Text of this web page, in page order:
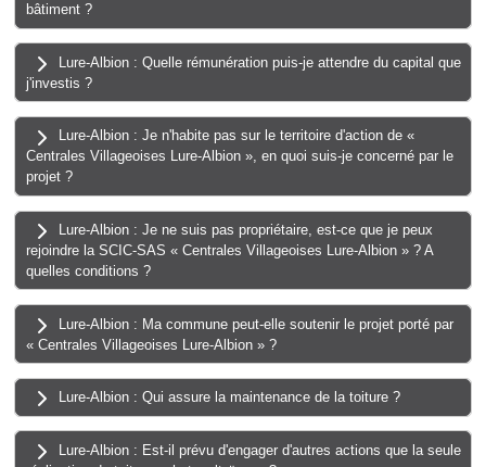
bâtiment ?
Lure-Albion : Quelle rémunération puis-je attendre du capital que
j'investis ?
Lure-Albion : Je n'habite pas sur le territoire d'action de «
Centrales Villageoises Lure-Albion », en quoi suis-je concerné par le
projet ?
Lure-Albion : Je ne suis pas propriétaire, est-ce que je peux
rejoindre la SCIC-SAS « Centrales Villageoises Lure-Albion » ? A
quelles conditions ?
Lure-Albion : Ma commune peut-elle soutenir le projet porté par
« Centrales Villageoises Lure-Albion » ?
Lure-Albion : Qui assure la maintenance de la toiture ?
Lure-Albion : Est-il prévu d'engager d'autres actions que la seule